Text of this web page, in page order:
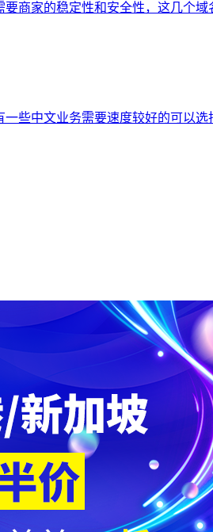
商家的稳定性和安全性，这几个域
些中文业务需要速度较好的可以选